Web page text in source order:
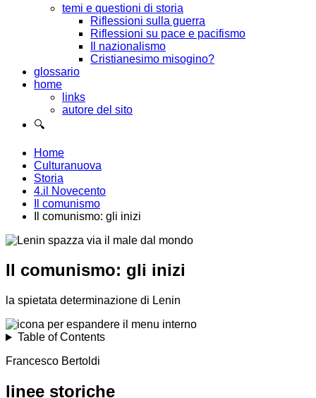
temi e questioni di storia
Riflessioni sulla guerra
Riflessioni su pace e pacifismo
Il nazionalismo
Cristianesimo misogino?
glossario
home
links
autore del sito
🔍
Home
Culturanuova
Storia
4.il Novecento
Il comunismo
Il comunismo: gli inizi
Il comunismo: gli inizi
la spietata determinazione di Lenin
Table of Contents
Francesco Bertoldi
linee storiche